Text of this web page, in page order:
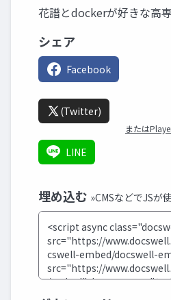
花譜とdockerが好きな高
シェア
Facebook
(Twitter)
または
LINE
埋め込む »CMSなどでJSが